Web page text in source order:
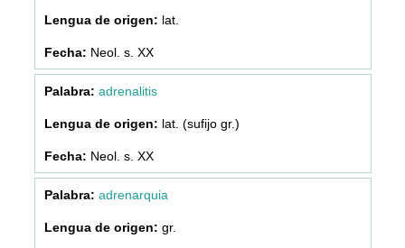
lat.
Neol. s. XX
adrenalitis
lat. (sufijo gr.)
Neol. s. XX
adrenarquia
gr.